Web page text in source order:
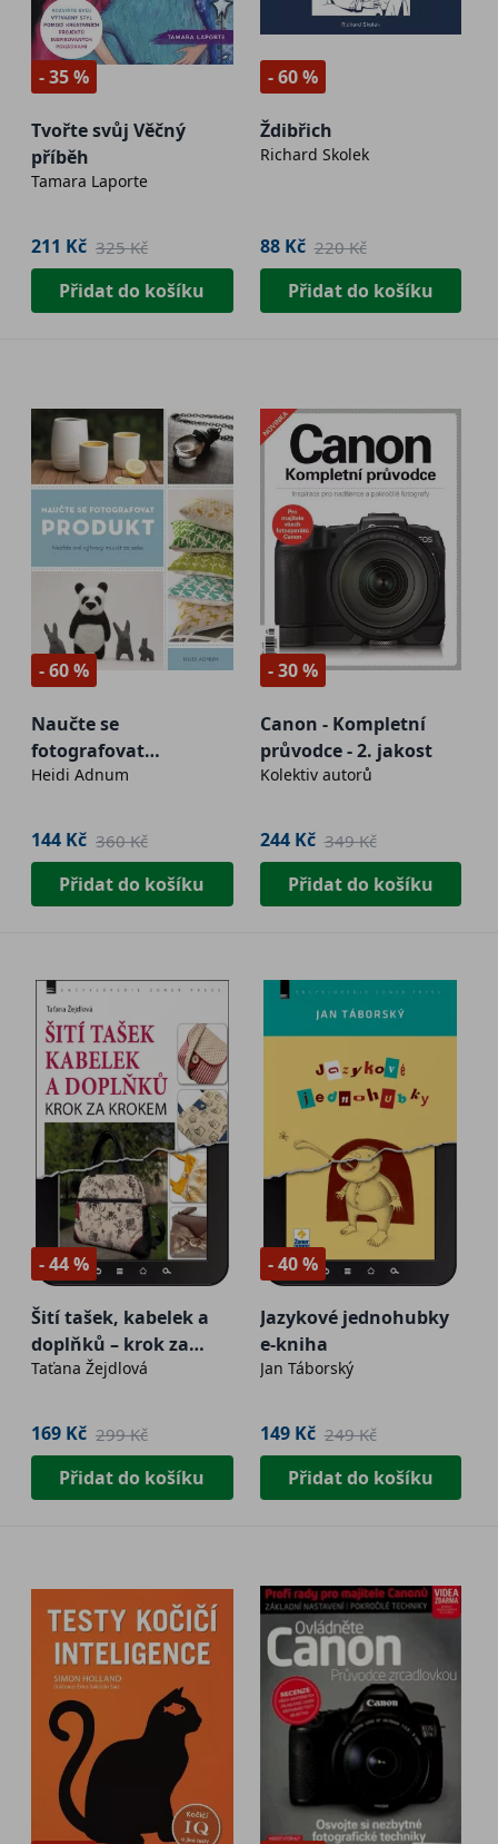
- 35 %
Tvořte svůj Věčný
příběh
Tamara Laporte
211 Kč 325 Kč
Přidat do košíku
- 60 %
Ždibřich
Richard Skolek
88 Kč 220 Kč
Přidat do košíku
- 60 %
Naučte se
fotografovat
PRODUKT
Heidi Adnum
144 Kč 360 Kč
Přidat do košíku
- 30 %
Canon - Kompletní
průvodce - 2. jakost
Kolektiv autorů
244 Kč 349 Kč
Přidat do košíku
- 44 %
Šití tašek, kabelek a
doplňků – krok za
krokem e-kniha
Taťana Žejdlová
169 Kč 299 Kč
Přidat do košíku
- 40 %
Jazykové jednohubky
e-kniha
Jan Táborský
149 Kč 249 Kč
Přidat do košíku